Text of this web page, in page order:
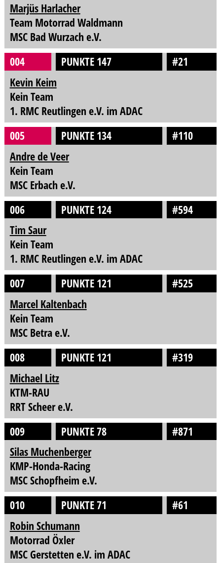
Marjüs Harlacher
Team Motorrad Waldmann
MSC Bad Wurzach e.V.
004
PUNKTE 147
#21
Kevin Keim
Kein Team
1. RMC Reutlingen e.V. im ADAC
005
PUNKTE 134
#110
Andre de Veer
Kein Team
MSC Erbach e.V.
006
PUNKTE 124
#594
Tim Saur
Kein Team
1. RMC Reutlingen e.V. im ADAC
007
PUNKTE 121
#525
Marcel Kaltenbach
Kein Team
MSC Betra e.V.
008
PUNKTE 121
#319
Michael Litz
KTM-RAU
RRT Scheer e.V.
009
PUNKTE 78
#871
Silas Muchenberger
KMP-Honda-Racing
MSC Schopfheim e.V.
010
PUNKTE 71
#61
Robin Schumann
Motorrad Öxler
MSC Gerstetten e.V. im ADAC